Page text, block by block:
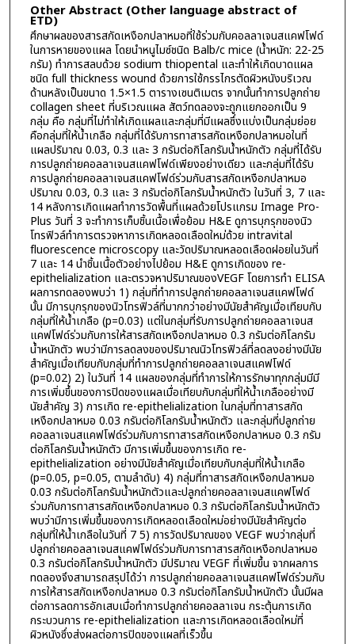
Other Abstract (Other language abstract of
ETD)
ศึกษาผลของสารสกัดเหงือกปลาหมอที่ใช้ร่วมกับคอลลาเจนสแคฟโฟด์
ในการหายของแผล โดยนำหนูไมซ์ชนิด Balb/c mice (น้ำหนัก: 22-25
กรัม) ทำการสลบด้วย sodium thiopental และทำให้เกิดบาดแผล
ชนิด full thickness wound ด้วยการใช้กรรไกรตัดผิวหนังบริเวณ
ด้านหลังเป็นขนาด 1.5×1.5 ตารางเซนติเมตร จากนั้นทำการปลูกถ่าย
collagen sheet ที่บริเวณแผล สัตว์ทดลองจะถูกแยกออกเป็น 9
กลุ่ม คือ กลุ่มที่ไม่ทำให้เกิดแผลและกลุ่มที่มีแผลซึ่งแบ่งเป็นกลุ่มย่อย
คือกลุ่มที่ให้น้ำเกลือ กลุ่มที่ได้รับการทาสารสกัดเหงือกปลาหมอในที่
แผลปริมาณ 0.03, 0.3 และ 3 กรัมต่อกิโลกรัมน้ำหนักตัว กลุ่มที่ได้รับ
การปลูกถ่ายคอลลาเจนสแคฟโฟด์เพียงอย่างเดียว และกลุ่มที่ได้รับ
การปลูกถ่ายคอลลาเจนสแคฟโฟด์ร่วมกับสารสกัดเหงือกปลาหมอ
ปริมาณ 0.03, 0.3 และ 3 กรัมต่อกิโลกรัมน้ำหนักตัว ในวันที่ 3, 7 และ
14 หลังการเกิดแผลทำการวัดพื้นที่แผลด้วยโปรแกรม Image Pro-
Plus วันที่ 3 จะทำการเก็บชิ้นเนื้อเพื่อย้อม H&E ดูการบุกรุกของนิว
โทรฟิวล์ทำการตรวจหาการเกิดหลอดเลือดใหม่ด้วย intravital
fluorescence microscopy และวัดปริมาณหลอดเลือดฝอยในวันที่
7 และ 14 นำชิ้นเนื้อตัวอย่างไปย้อม H&E ดูการเกิดของ re-
epithelialization และตรวจหาปริมาณของVEGF โดยการทำ ELISA
ผลการทดลองพบว่า 1) กลุ่มที่ทำการปลูกถ่ายคอลลาเจนสแคฟโฟด์
นั้น มีการบุกรุกของนิวโทรฟิวล์ที่มากกว่าอย่างมีนัยสำคัญเมื่อเทียบกับ
กลุ่มที่ให้น้ำเกลือ (p=0.03) แต่ในกลุ่มที่รับการปลูกถ่ายคอลลาเจนส
แคฟโฟด์ร่วมกับการให้สารสกัดเหงือกปลาหมอ 0.3 กรัมต่อกิโลกรัม
น้ำหนักตัว พบว่ามีการลดลงของปริมาณนิวโทรฟิวล์ที่ลดลงอย่างมีนัย
สำคัญเมื่อเทียบกับกลุ่มที่ทำการปลูกถ่ายคอลลาเจนสแคฟโฟด์
(p=0.02) 2) ในวันที่ 14 แผลของกลุ่มที่ทำการให้การรักษาทุกกลุ่มมีมี
การเพิ่มขึ้นของการปิดของแผลเมื่อเทียบกับกลุ่มที่ให้น้ำเกลืออย่างมี
นัยสำคัญ 3) การเกิด re-epithelialization ในกลุ่มที่ทาสารสกัด
เหงือกปลาหมอ 0.03 กรัมต่อกิโลกรัมน้ำหนักตัว และกลุ่มที่ปลูกถ่าย
คอลลาเจนสแคฟโฟด์ร่วมกับการทาสารสกัดเหงือกปลาหมอ 0.3 กรัม
ต่อกิโลกรัมน้ำหนักตัว มีการเพิ่มขึ้นของการเกิด re-
epithelialization อย่างมีนัยสำคัญเมื่อเทียบกับกลุ่มที่ให้น้ำเกลือ
(p=0.05, p=0.05, ตามลำดับ) 4) กลุ่มที่ทาสารสกัดเหงือกปลาหมอ
0.03 กรัมต่อกิโลกรัมน้ำหนักตัวและปลูกถ่ายคอลลาเจนสแคฟโฟด์
ร่วมกับการทาสารสกัดเหงือกปลาหมอ 0.3 กรัมต่อกิโลกรัมน้ำหนักตัว
พบว่ามีการเพิ่มขึ้นของการเกิดหลอดเลือดใหม่อย่างมีนัยสำคัญต่อ
กลุ่มที่ให้น้ำเกลือในวันที่ 7 5) การวัดปริมาณของ VEGF พบว่ากลุ่มที่
ปลูกถ่ายคอลลาเจนสแคฟโฟด์ร่วมกับการทาสารสกัดเหงือกปลาหมอ
0.3 กรัมต่อกิโลกรัมน้ำหนักตัว มีปริมาณ VEGF ที่เพิ่มขึ้น จากผลการ
ทดลองจึงสามารถสรุปได้ว่า การปลูกถ่ายคอลลาเจนสแคฟโฟด์ร่วมกับ
การให้สารสกัดเหงือกปลาหมอ 0.3 กรัมต่อกิโลกรัมน้ำหนักตัว นั้นมีผล
ต่อการลดการอักเสบเมื่อทำการปลูกถ่ายคอลลาเจน กระตุ้นการเกิด
กระบวนการ re-epithelialization และการเกิดหลอดเลือดใหม่ที่
ผิวหนังซึ่งส่งผลต่อการปิดของแผลที่เร็วขึ้น